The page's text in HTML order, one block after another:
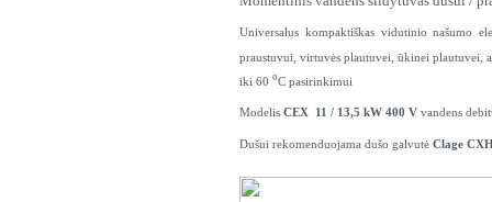
Universalus kompaktiškas vidutinio našumo
praustuvui, virtuvės plautuvei, ūkinei plautuvei,
iki 60 oC pasirinkimui
Modelis CEX 11 / 13,5 kW 400 V vandens
Dušui rekomenduojama dušo galvutė Clage